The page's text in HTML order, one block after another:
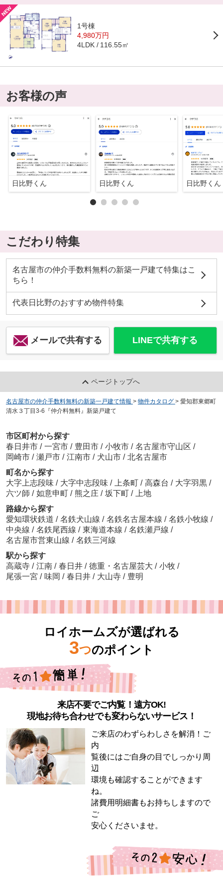
1号棟
4,980万円
4LDK 116.55㎡
お客様の声
日比野くん 日比野くん 日比野くん
こだわり特集
名古屋市の仲介手数料無料の新築一戸建て特集はこ
ちら！
代表日比野のおすすめ物件特集
メールで共有する LINEで共有する
ページトップへ
名古屋市の仲介手数料無料の新築一戸建て情報 > 物件カタログ > 愛知郡東郷町
清水３丁目3-6『仲介料無料』新築戸建て
市区町村から探す
春日井市 / 一宮市 / 豊田市 / 小牧市 / 名古屋市守山区 /
岡崎市 / 瀬戸市 / 江南市 / 犬山市 / 北名古屋市
町名から探す
大字上志段味 / 大字中志段味 / 上条町 / 高森台 / 大字羽黒 /
六ツ師 / 如意申町 / 熊之庄 / 坂下町 / 上地
路線から探す
愛知環状鉄道 / 名鉄犬山線 / 名鉄名古屋本線 / 名鉄小牧線 /
中央線 / 名鉄尾西線 / 東海道本線 / 名鉄瀬戸線 /
名古屋市営東山線 / 名鉄三河線
駅から探す
高蔵寺 / 江南 / 春日井 / 徳重・名古屋芸大 / 小牧 /
尾張一宮 / 味岡 / 春日井 / 大山寺 / 豊明
ロイホームズが選ばれる
3つのポイント
来店不要でご内覧！遠方OK!
現地お待ち合わせでも変わらないサービス！
ご来店のわずらわしさを解消！ご
内
覧後にはご自身の目でしっかり周
辺
環境も確認することができます
ね。
諸費用明細書もお持ちしますので
ご
安心くださいませ。